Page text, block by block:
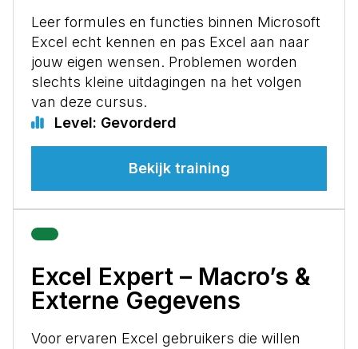
Leer formules en functies binnen Microsoft
Excel echt kennen en pas Excel aan naar
jouw eigen wensen. Problemen worden
slechts kleine uitdagingen na het volgen
van deze cursus.
Level: Gevorderd
Bekijk training
Excel Expert – Macro’s &
Externe Gegevens
Voor ervaren Excel gebruikers die willen